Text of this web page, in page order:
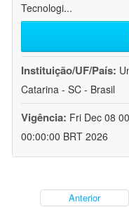
Tecnologi...
Instituição/UF/País:
Catarina - SC - Brasil
Vigência: Fri Dec 08
00:00:00 BRT 2026
Anterior